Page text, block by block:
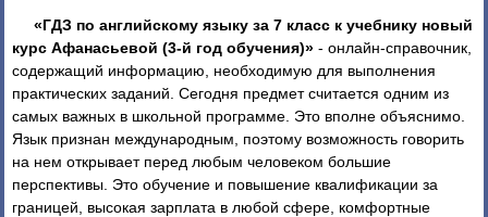
«ГДЗ по английскому языку за 7 класс к учебнику новый
курс Афанасьевой (3-й год обучения)» - онлайн-справочник,
содержащий информацию, необходимую для выполнения
практических заданий. Сегодня предмет считается одним из
самых важных в школьной программе. Это вполне объяснимо.
Язык признан международным, поэтому возможность говорить
на нем открывает перед любым человеком большие
перспективы. Это обучение и повышение квалификации за
границей, высокая зарплата в любой сфере, комфортные